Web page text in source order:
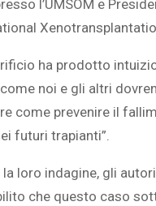
l’UMSOM e
ha prodotto
noi e gli altri
come prevenire il
futuri trapianti”.
loro indagine, gli
che questo caso